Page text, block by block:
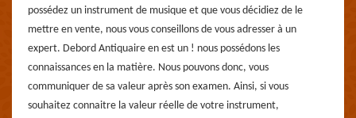
possédez un instrument de musique et que vous décidiez de le
mettre en vente, nous vous conseillons de vous adresser à un
expert. Debord Antiquaire en est un ! nous possédons les
connaissances en la matière. Nous pouvons donc, vous
communiquer de sa valeur après son examen. Ainsi, si vous
souhaitez connaitre la valeur réelle de votre instrument,